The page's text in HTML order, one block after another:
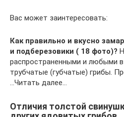
Вас может заинтересовать:
Как правильно и вкусно
и подберезовики ( 18 фото)?
распространенными и любыми
трубчатые (губчатые) грибы.
…Читать далее…
Отличия толстой